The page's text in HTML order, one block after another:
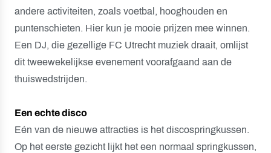
andere activiteiten, zoals voetbal, hooghouden en
puntenschieten. Hier kun je mooie prijzen mee winnen.
Een DJ, die gezellige FC Utrecht muziek draait, omlijst
dit tweewekelijkse evenement voorafgaand aan de
thuiswedstrijden.
Een echte disco
Eén van de nieuwe attracties is het discospringkussen.
Op het eerste gezicht lijkt het een normaal springkussen,